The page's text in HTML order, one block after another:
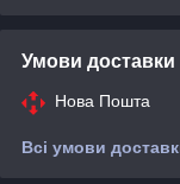
Умови доставки
Нова Пошта
Всі умови